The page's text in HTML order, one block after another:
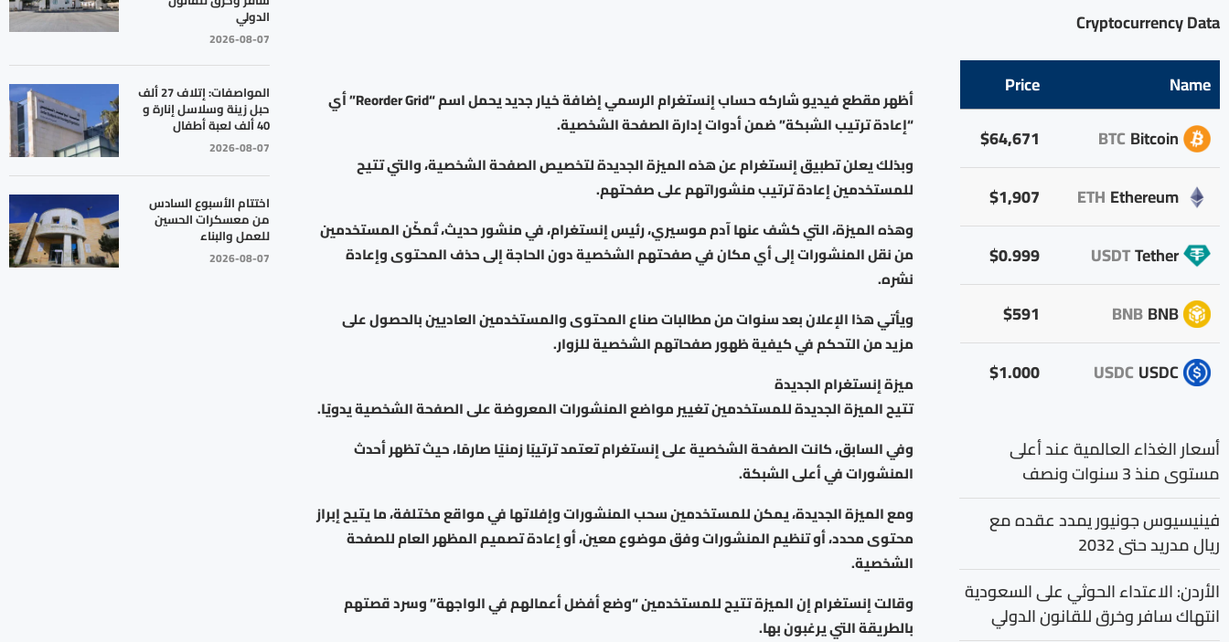
أظهر مقطع فيديو شاركه حساب إنستغرام الرسمي إضافة خيار جديد يحمل اسم “Reorder Grid” أي
“إعادة ترتيب الشبكة” ضمن أدوات إدارة الصفحة الشخصية.
وبذلك يعلن تطبيق إنستغرام عن هذه الميزة الجديدة لتخصيص الصفحة الشخصية، والتي تتيح
للمستخدمين إعادة ترتيب منشوراتهم على صفحتهم.
وهذه الميزة، التي كشف عنها آدم موسيري، رئيس إنستغرام، في منشور حديث، تُمكّن المستخدمين
من نقل المنشورات إلى أي مكان في صفحتهم الشخصية دون الحاجة إلى حذف المحتوى وإعادة
نشره.
ويأتي هذا الإعلان بعد سنوات من مطالبات صناع المحتوى والمستخدمين العاديين بالحصول على
مزيد من التحكم في كيفية ظهور صفحاتهم الشخصية للزوار.
ميزة إنستغرام الجديدة
تتيح الميزة الجديدة للمستخدمين تغيير مواضع المنشورات المعروضة على الصفحة الشخصية يدويًا.
وفي السابق، كانت الصفحة الشخصية على إنستغرام تعتمد ترتيبًا زمنيًا صارمًا، حيث تظهر أحدث
المنشورات في أعلى الشبكة.
ومع الميزة الجديدة، يمكن للمستخدمين سحب المنشورات وإفلاتها في مواقع مختلفة، ما يتيح إبراز
محتوى محدد، أو تنظيم المنشورات وفق موضوع معين، أو إعادة تصميم المظهر العام للصفحة
الشخصية.
وقالت إنستغرام إن الميزة تتيح للمستخدمين “وضع أفضل أعمالهم في الواجهة” وسرد قصتهم
بالطريقة التي يرغبون بها.
الدولي
2026-08-07
المواصفات: إتلاف 27 ألف
حبل زينة وسلاسل إنارة و
40 ألف لعبة أطفال
2026-08-07
اختتام الأسبوع السادس
من معسكرات الحسين
للعمل والبناء
2026-08-07
Cryptocurrency Data
Name
Price
Bitcoin
BTC
$64,671
Ethereum
ETH
$1,907
Tether
USDT
$0.999
BNB
BNB
$591
USDC
USDC
$1.000
أسعار الغذاء العالمية عند أعلى
مستوى منذ 3 سنوات ونصف
فينيسيوس جونيور يمدد عقده مع
ريال مدريد حتى 2032
الأردن: الاعتداء الحوثي على السعودية
انتهاك سافر وخرق للقانون الدولي